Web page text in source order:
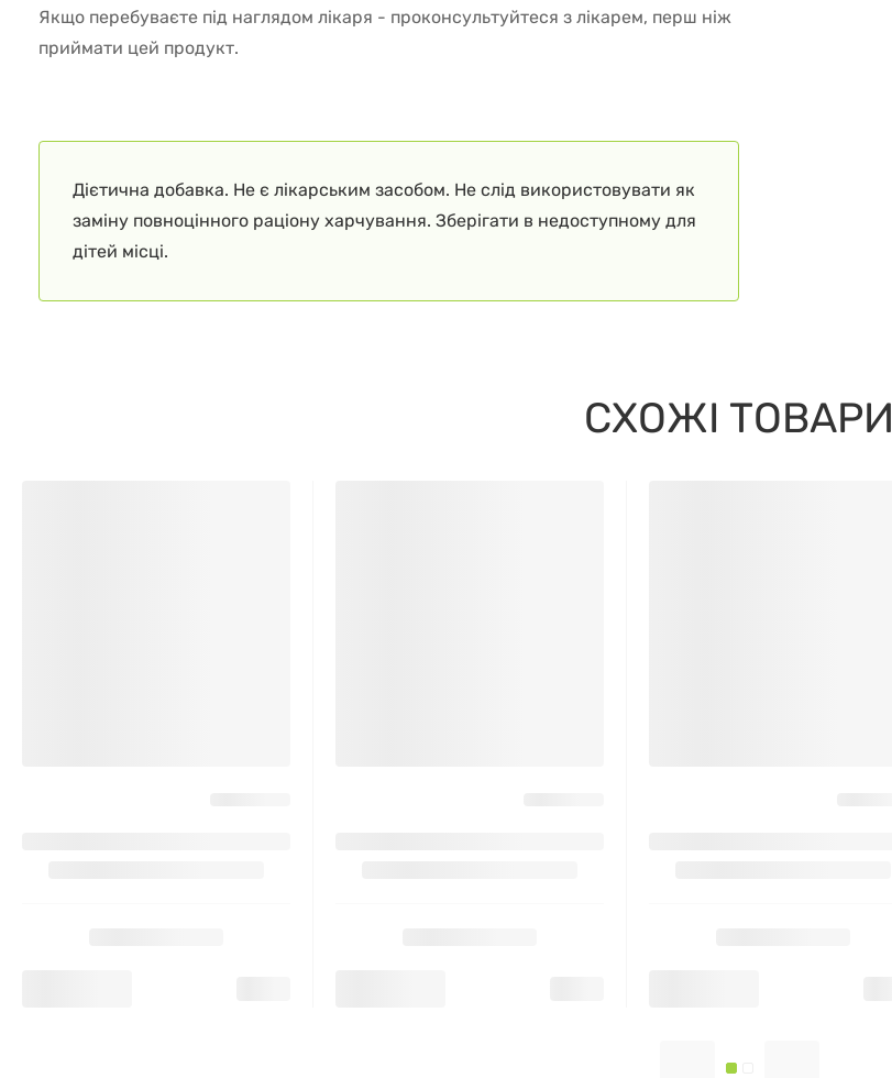
Дієтична добавка. Не є лікарським засобом. Не слід використовувати як
заміну повноцінного раціону харчування. Зберігати в недоступному для
дітей місці.
Якщо перебуваєте під наглядом лікаря - проконсультуйтеся з лікарем, перш ніж
приймати цей продукт.
СХОЖІ ТОВАРИ